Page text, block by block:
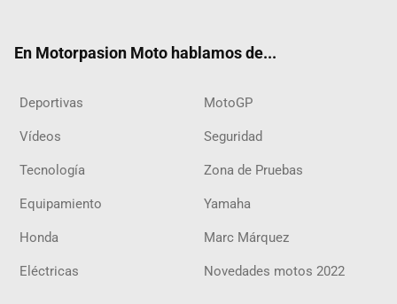
En Motorpasion Moto hablamos de...
Deportivas MotoGP
Vídeos Seguridad
Tecnología Zona de Pruebas
Equipamiento Yamaha
Honda Marc Márquez
Eléctricas Novedades motos 2022